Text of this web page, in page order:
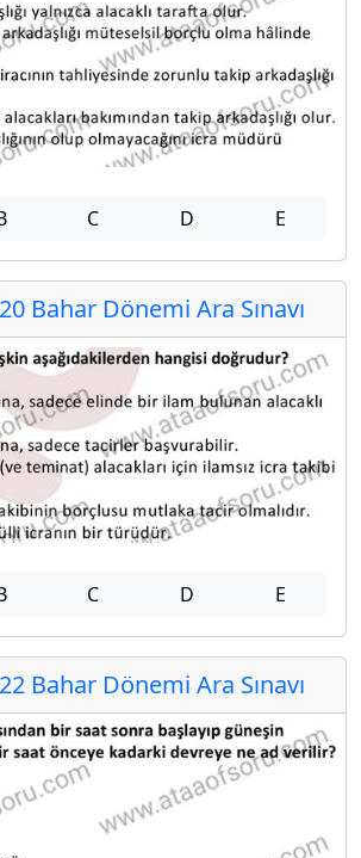
C D E
Bahar Dönemi Ara Sınavı
C D E
Bahar Dönemi Ara Sınavı